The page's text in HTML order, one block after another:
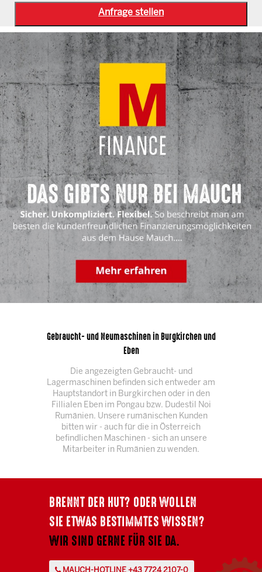
Gebraucht- und Neumaschinen in Burgkirchen und
Eben
Die angezeigten Gebraucht- und
Lagermaschinen befinden sich entweder am
Hauptstandort in Burgkirchen oder in den
Fillialen Eben im Pongau bzw. Dudestil Noi
Rumänien. Unsere rumänischen Kunden
bitten wir - auch für die in Österreich
befindlichen Maschinen - sich an unsere
Mitarbeiter in Rumänien zu wenden.
BRENNT DER HUT? ODER WOLLEN
SIE ETWAS BESTIMMTES WISSEN?
WIR SIND GERNE FÜR SIE DA.